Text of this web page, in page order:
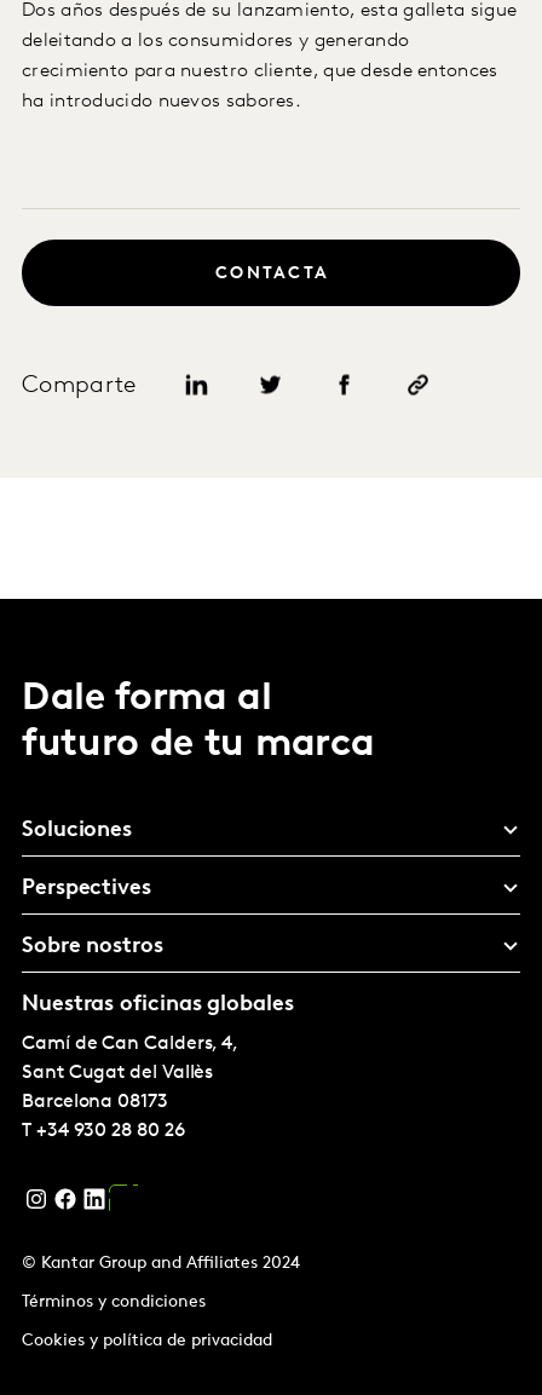
Dos años después de su lanzamiento, esta galleta sigue
deleitando a los consumidores y generando
crecimiento para nuestro cliente, que desde entonces
ha introducido nuevos sabores.
Comparte
CONTACTA
Dale forma al
futuro de tu marca
Soluciones
Perspectives
Sobre nostros
Nuestras oficinas globales
Camí de Can Calders, 4,
Sant Cugat del Vallès
Barcelona 08173
T +34 930 28 80 26
© Kantar Group and Affiliates 2024
Términos y condiciones
Cookies y política de privacidad